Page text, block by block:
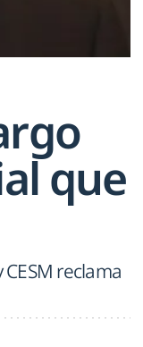
que
reclama